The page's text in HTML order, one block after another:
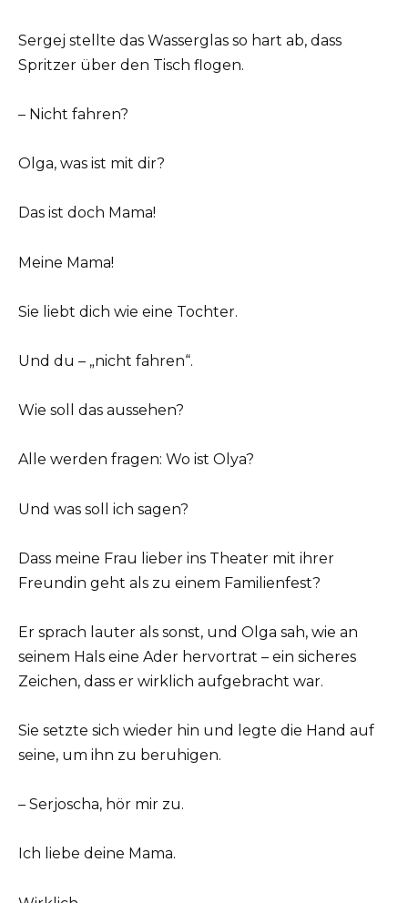
Sergej stellte das Wasserglas so hart ab, dass
Spritzer über den Tisch flogen.
– Nicht fahren?
Olga, was ist mit dir?
Das ist doch Mama!
Meine Mama!
Sie liebt dich wie eine Tochter.
Und du – „nicht fahren“.
Wie soll das aussehen?
Alle werden fragen: Wo ist Olya?
Und was soll ich sagen?
Dass meine Frau lieber ins Theater mit ihrer
Freundin geht als zu einem Familienfest?
Er sprach lauter als sonst, und Olga sah, wie an
seinem Hals eine Ader hervortrat – ein sicheres
Zeichen, dass er wirklich aufgebracht war.
Sie setzte sich wieder hin und legte die Hand auf
seine, um ihn zu beruhigen.
– Serjoscha, hör mir zu.
Ich liebe deine Mama.